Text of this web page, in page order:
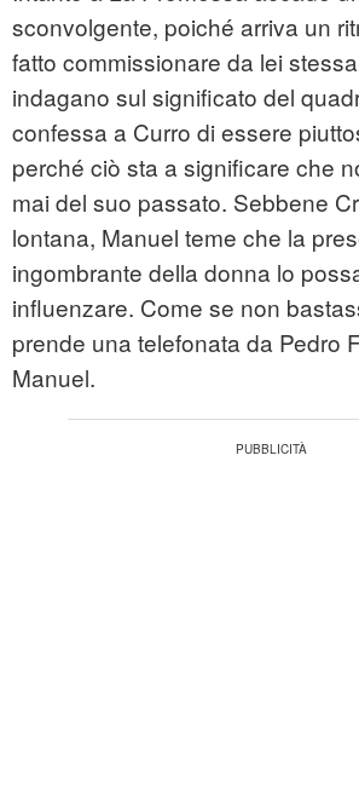
sconvolgente, poiché arriva un
fatto commissionare da lei
indagano sul significato del
confessa a Curro di essere
perché ciò sta a significare che
mai del suo passato. Sebbene
lontana, Manuel teme che la
ingombrante della donna lo
influenzare. Come se non
prende una telefonata da Pedro
Manuel.